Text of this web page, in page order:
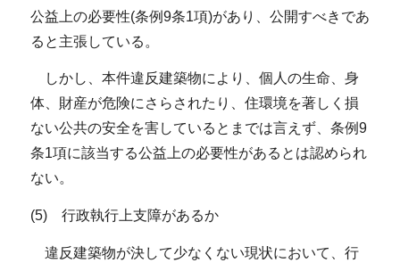
公益上の必要性(条例9条1項)があり、公開すべきであ
ると主張している。
しかし、本件違反建築物により、個人の生命、身
体、財産が危険にさらされたり、住環境を著しく損
ない公共の安全を害しているとまでは言えず、条例9
条1項に該当する公益上の必要性があるとは認められ
ない。
(5) 行政執行上支障があるか
違反建築物が決して少なくない現状において、行